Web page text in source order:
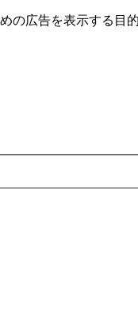
の広告を表⽰する⽬